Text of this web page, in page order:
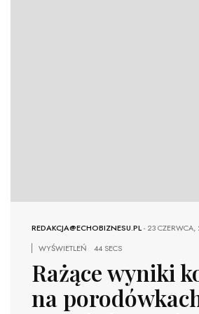
REDAKCJA@ECHOBIZNESU.PL-23 CZERWCA,
WYŚWIETLEŃ
44 SECS
Rażące wyniki
na